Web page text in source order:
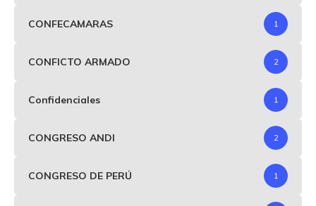
CONFECAMARAS 1
CONFICTO ARMADO 2
Confidenciales 1
CONGRESO ANDI 2
CONGRESO DE PERÚ 1